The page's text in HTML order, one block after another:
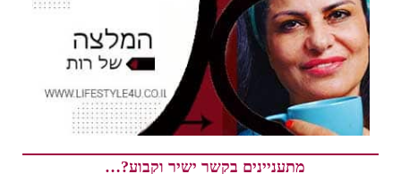
מתעניינים בקשר ישיר וקבוע?…